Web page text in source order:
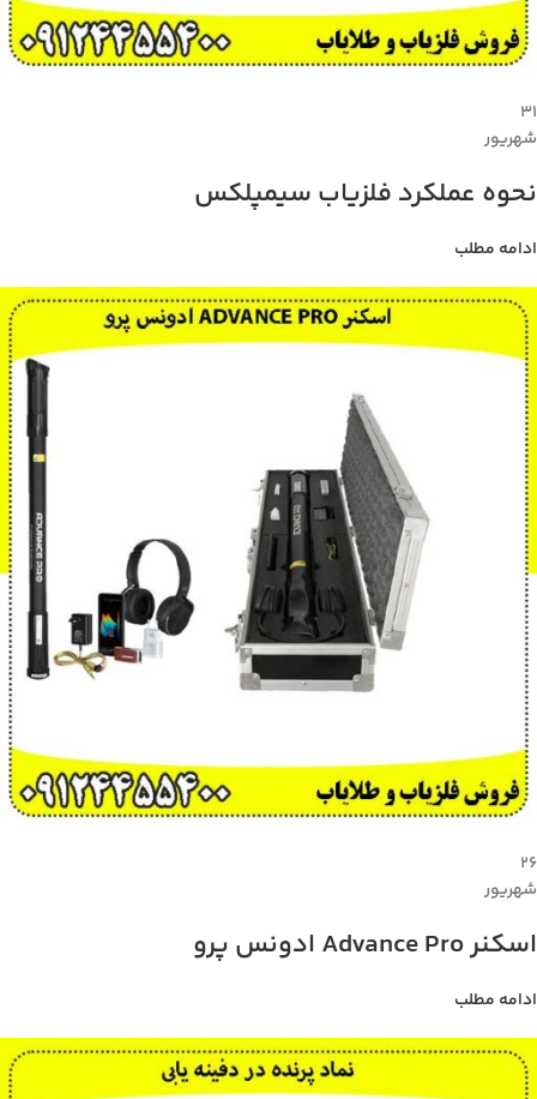
۳۱
شهریور
نحوه عملکرد فلزیاب سیمپلکس
ادامه مطلب
۲۶
شهریور
اسکنر Advance Pro ادونس پرو
ادامه مطلب